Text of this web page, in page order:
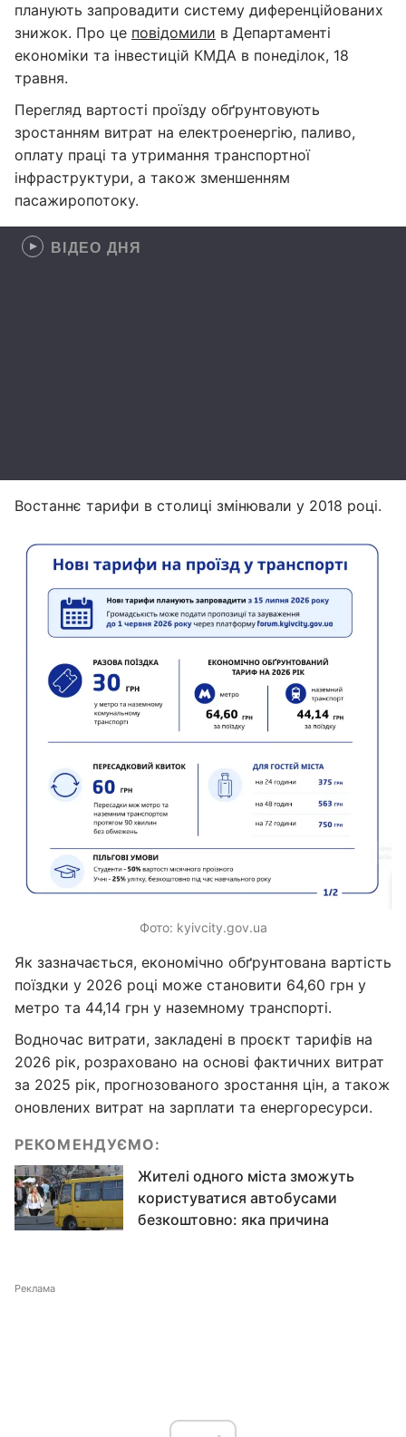
планують запровадити систему диференційованих
знижок. Про це повідомили в Департаменті
економіки та інвестицій КМДА в понеділок, 18
травня.
Перегляд вартості проїзду обґрунтовують
зростанням витрат на електроенергію, паливо,
оплату праці та утримання транспортної
інфраструктури, а також зменшенням
пасажиропотоку.
ВІДЕО ДНЯ
Востаннє тарифи в столиці змінювали у 2018 році.
Фото: kyivcity.gov.ua
Як зазначається, економічно обґрунтована вартість
поїздки у 2026 році може становити 64,60 грн у
метро та 44,14 грн у наземному транспорті.
Водночас витрати, закладені в проєкт тарифів на
2026 рік, розраховано на основі фактичних витрат
за 2025 рік, прогнозованого зростання цін, а також
оновлених витрат на зарплати та енергоресурси.
РЕКОМЕНДУЄМО:
Жителі одного міста зможуть
користуватися автобусами
безкоштовно: яка причина
Реклама